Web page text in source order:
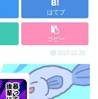
はてブ
コピー
2025.02.20